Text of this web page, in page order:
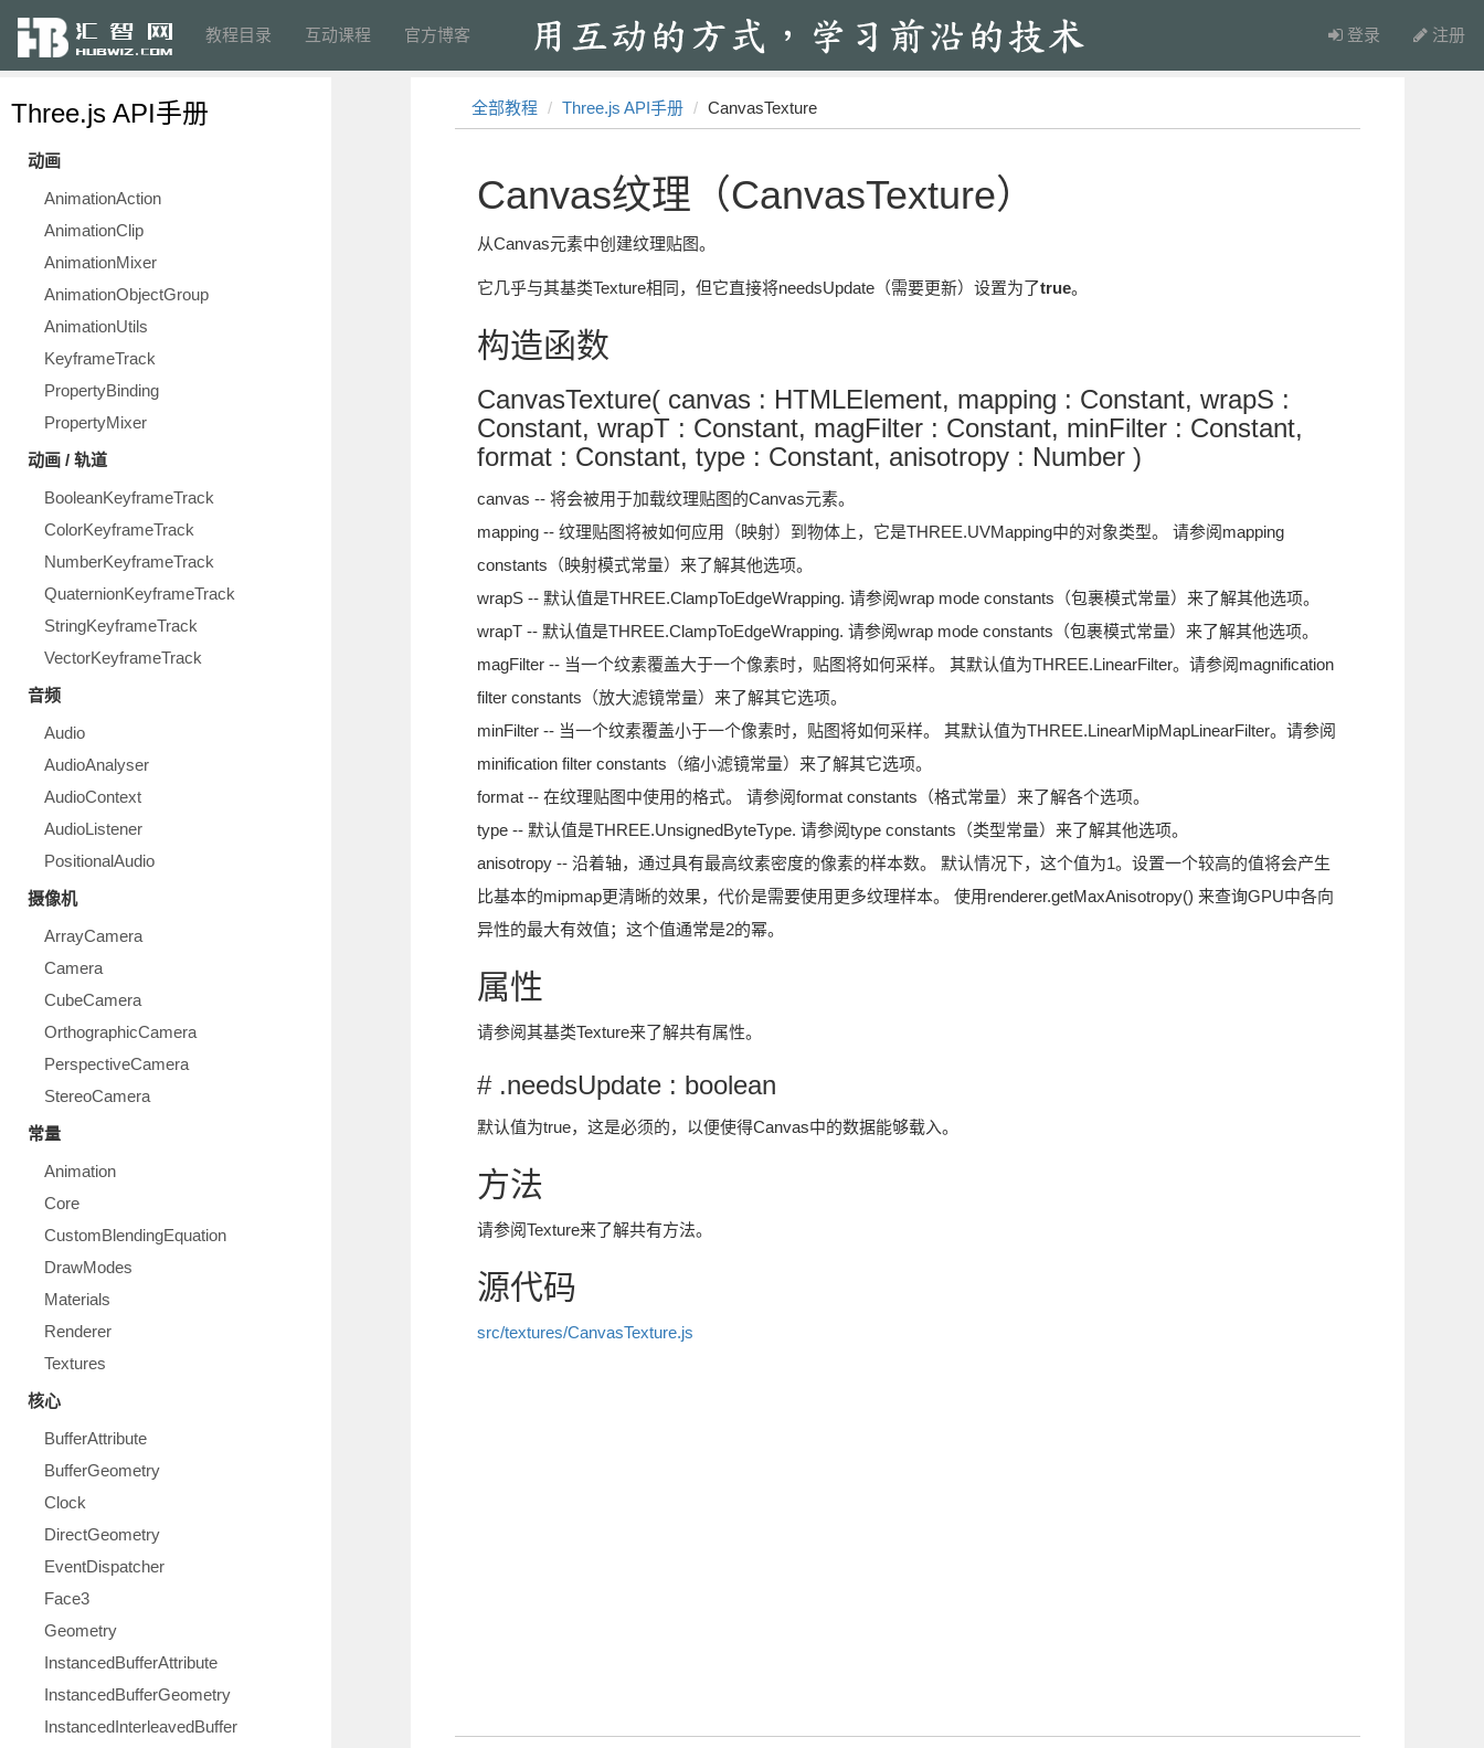
教程目录 互动课程 官方博客 登录 注册
Three.js API手册
动画
AnimationAction
AnimationClip
AnimationMixer
AnimationObjectGroup
AnimationUtils
KeyframeTrack
PropertyBinding
PropertyMixer
动画 / 轨道
BooleanKeyframeTrack
ColorKeyframeTrack
NumberKeyframeTrack
QuaternionKeyframeTrack
StringKeyframeTrack
VectorKeyframeTrack
音频
Audio
AudioAnalyser
AudioContext
AudioListener
PositionalAudio
摄像机
ArrayCamera
Camera
CubeCamera
OrthographicCamera
PerspectiveCamera
StereoCamera
常量
Animation
Core
CustomBlendingEquation
DrawModes
Materials
Renderer
Textures
核心
BufferAttribute
BufferGeometry
Clock
DirectGeometry
EventDispatcher
Face3
Geometry
InstancedBufferAttribute
InstancedBufferGeometry
InstancedInterleavedBuffer
全部教程 Three.js API手册 CanvasTexture
Canvas纹理（CanvasTexture）
从Canvas元素中创建纹理贴图。
它几乎与其基类Texture相同，但它直接将needsUpdate（需要更新）设置为了true。
构造函数
CanvasTexture( canvas : HTMLElement, mapping : Constant, wrapS :
Constant, wrapT : Constant, magFilter : Constant, minFilter : Constant,
format : Constant, type : Constant, anisotropy : Number )
canvas -- 将会被用于加载纹理贴图的Canvas元素。
mapping -- 纹理贴图将被如何应用（映射）到物体上，它是THREE.UVMapping中的对象类型。 请参阅mapping
constants（映射模式常量）来了解其他选项。
wrapS -- 默认值是THREE.ClampToEdgeWrapping. 请参阅wrap mode constants（包裹模式常量）来了解其他选项。
wrapT -- 默认值是THREE.ClampToEdgeWrapping. 请参阅wrap mode constants（包裹模式常量）来了解其他选项。
magFilter -- 当一个纹素覆盖大于一个像素时，贴图将如何采样。 其默认值为THREE.LinearFilter。请参阅magnification
filter constants（放大滤镜常量）来了解其它选项。
minFilter -- 当一个纹素覆盖小于一个像素时，贴图将如何采样。 其默认值为THREE.LinearMipMapLinearFilter。请参阅
minification filter constants（缩小滤镜常量）来了解其它选项。
format -- 在纹理贴图中使用的格式。 请参阅format constants（格式常量）来了解各个选项。
type -- 默认值是THREE.UnsignedByteType. 请参阅type constants（类型常量）来了解其他选项。
anisotropy -- 沿着轴，通过具有最高纹素密度的像素的样本数。 默认情况下，这个值为1。设置一个较高的值将会产生
比基本的mipmap更清晰的效果，代价是需要使用更多纹理样本。 使用renderer.getMaxAnisotropy() 来查询GPU中各向
异性的最大有效值；这个值通常是2的幂。
属性
请参阅其基类Texture来了解共有属性。
# .needsUpdate : boolean
默认值为true，这是必须的，以便使得Canvas中的数据能够载入。
方法
请参阅Texture来了解共有方法。
源代码
src/textures/CanvasTexture.js